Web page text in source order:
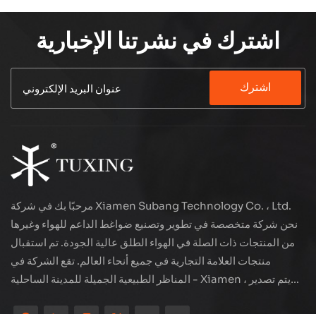
اشترك في نشرتنا الإخبارية
اشترك
مرحبًا بك في شركة Xiamen Subang Technology Co. ، Ltd.
نحن شركة متخصصة في تطوير وتصنيع ضواغط الداعم للهواء وغيرها
من المنتجات ذات الصلة في الهواء الطلق عالية الجودة. تم استقبال
منتجات العلامة التجارية في جميع أنحاء العالم. تقع الشركة في
المناظر الطبيعية الجميلة للمدينة الساحلية - Xiamen ، يتم تصدير